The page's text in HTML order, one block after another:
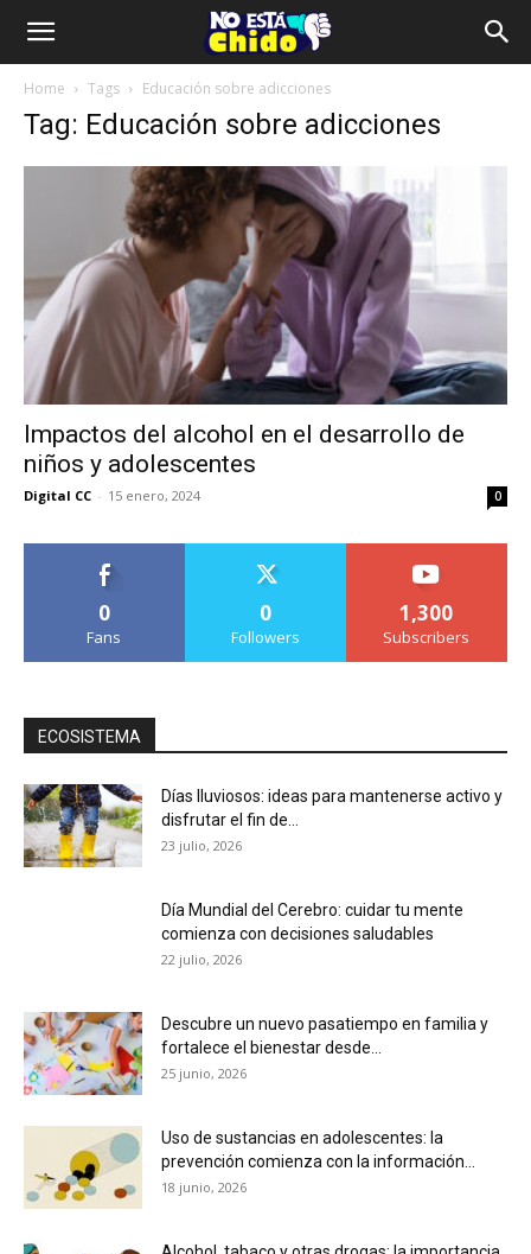
Home Tags Educación sobre adicciones
Tag: Educación sobre adicciones
Impactos del alcohol en el desarrollo de
niños y adolescentes
Digital CC - 15 enero, 2024 0
0
Fans
0
Followers
1,300
Subscribers
ECOSISTEMA
Días lluviosos: ideas para mantenerse activo y
disfrutar el fin de...
23 julio, 2026
Día Mundial del Cerebro: cuidar tu mente
comienza con decisiones saludables
22 julio, 2026
Descubre un nuevo pasatiempo en familia y
fortalece el bienestar desde...
25 junio, 2026
Uso de sustancias en adolescentes: la
prevención comienza con la información...
18 junio, 2026